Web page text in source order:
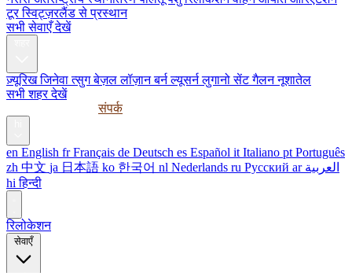
टूर स्विट्ज़रलैंड से प्रस्थान
सभी सेवाएँ देखें
ज़्यूरिखजिनेवात्सुगबेज़ललॉज़ानबर्नल्यूसर्नलुगानोसेंट गैलननूशातेल
सभी शहर देखें
कॉर्पोरेटसंपर्क
en English fr Français de Deutsch es Español it Italiano pt Português
zh 中文 ja 日本語 ko 한국어 nl Nederlands ru Русский ar العربية
hi हिन्दी
रिलोकेशन
सेवाएँ